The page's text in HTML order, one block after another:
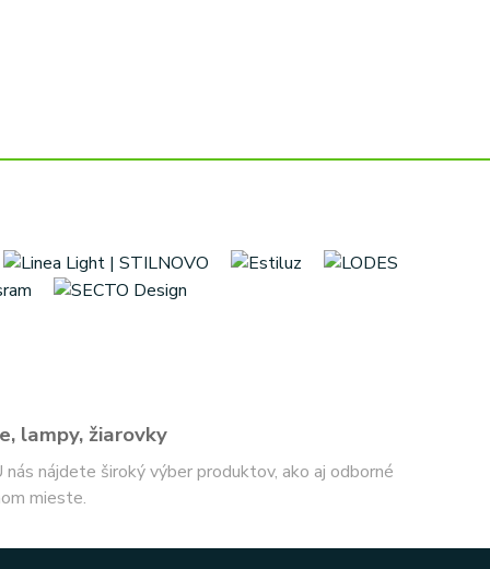
lampy, žiarovky
nájdete široký výber produktov, ako aj odborné
mieste.